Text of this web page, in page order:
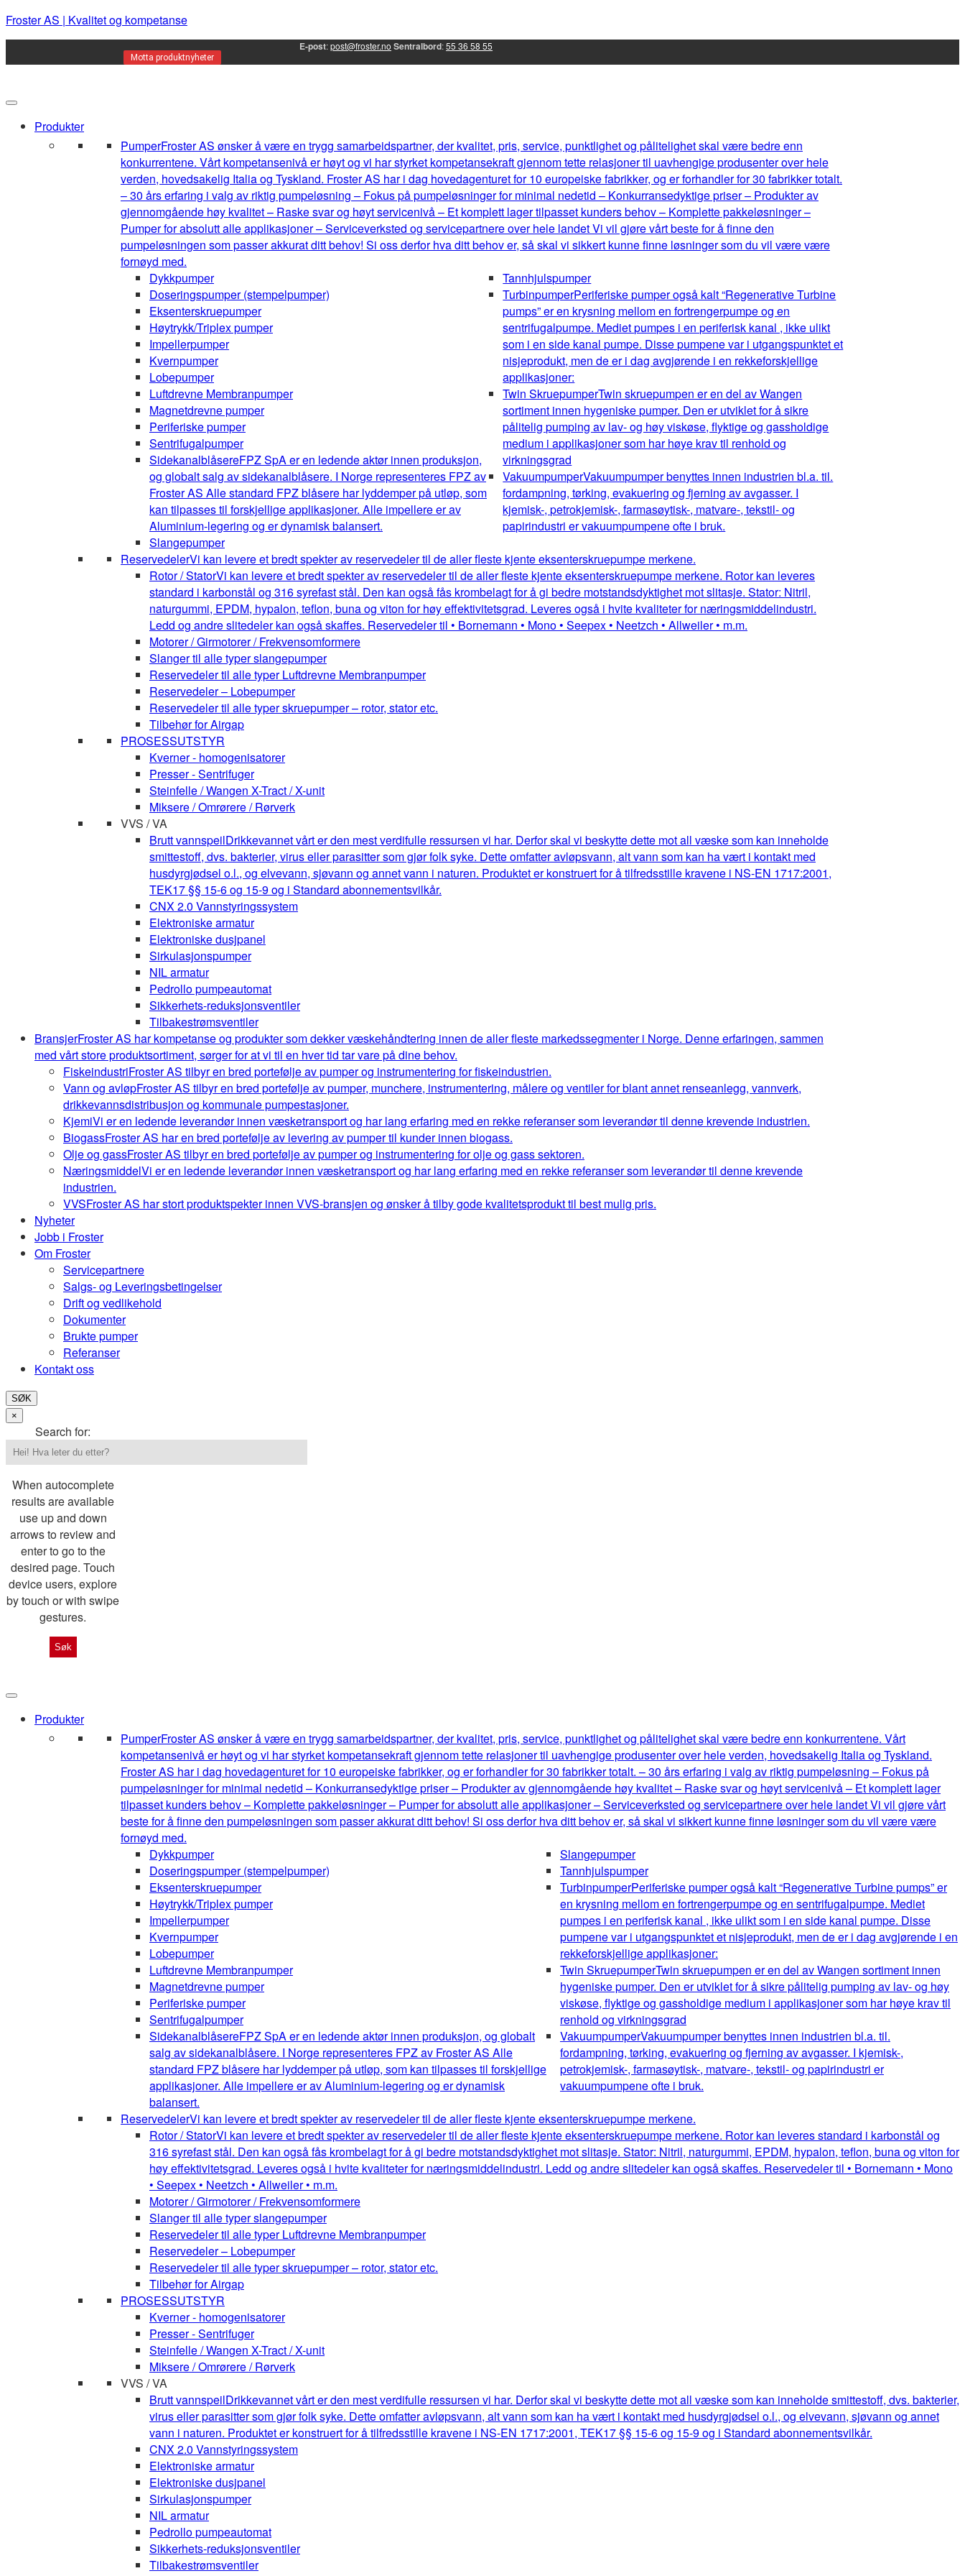
Froster AS | Kvalitet og kompetanse
E-post:post@froster.no Sentralbord:55 36 58 55
Motta produktnyheter
Produkter
PumperFroster AS ønsker å være en trygg samarbeidspartner, der kvalitet, pris, service, punktlighet og pålitelighet skal være bedre enn
konkurrentene. Vårt kompetansenivå er høyt og vi har styrket kompetansekraft gjennom tette relasjoner til uavhengige produsenter over hele
verden, hovedsakelig Italia og Tyskland. Froster AS har i dag hovedagenturet for 10 europeiske fabrikker, og er forhandler for 30 fabrikker totalt.
– 30 års erfaring i valg av riktig pumpeløsning – Fokus på pumpeløsninger for minimal nedetid – Konkurransedyktige priser – Produkter av
gjennomgående høy kvalitet – Raske svar og høyt servicenivå – Et komplett lager tilpasset kunders behov – Komplette pakkeløsninger –
Pumper for absolutt alle applikasjoner – Serviceverksted og servicepartnere over hele landet Vi vil gjøre vårt beste for å finne den
pumpeløsningen som passer akkurat ditt behov! Si oss derfor hva ditt behov er, så skal vi sikkert kunne finne løsninger som du vil være være
fornøyd med.
Dykkpumper
Doseringspumper (stempelpumper)
Eksenterskruepumper
Høytrykk/Triplex pumper
Impellerpumper
Kvernpumper
Lobepumper
Luftdrevne Membranpumper
Magnetdrevne pumper
Periferiske pumper
Sentrifugalpumper
SidekanalblåsereFPZ SpA er en ledende aktør innen produksjon,
og globalt salg av sidekanalblåsere. I Norge representeres FPZ av
Froster AS Alle standard FPZ blåsere har lyddemper på utløp, som
kan tilpasses til forskjellige applikasjoner. Alle impellere er av
Aluminium-legering og er dynamisk balansert.
Slangepumper
Tannhjulspumper
TurbinpumperPeriferiske pumper også kalt “Regenerative Turbine
pumps” er en krysning mellom en fortrengerpumpe og en
sentrifugalpumpe. Mediet pumpes i en periferisk kanal , ikke ulikt
som i en side kanal pumpe. Disse pumpene var i utgangspunktet et
nisjeprodukt, men de er i dag avgjørende i en rekkeforskjellige
applikasjoner:
Twin SkruepumperTwin skruepumpen er en del av Wangen
sortiment innen hygeniske pumper. Den er utviklet for å sikre
pålitelig pumping av lav- og høy viskøse, flyktige og gassholdige
medium i applikasjoner som har høye krav til renhold og
virkningsgrad
VakuumpumperVakuumpumper benyttes innen industrien bl.a. til.
fordampning, tørking, evakuering og fjerning av avgasser. I
kjemisk-, petrokjemisk-, farmasøytisk-, matvare-, tekstil- og
papirindustri er vakuumpumpene ofte i bruk.
ReservedelerVi kan levere et bredt spekter av reservedeler til de aller fleste kjente eksenterskruepumpe merkene.
Rotor / StatorVi kan levere et bredt spekter av reservedeler til de aller fleste kjente eksenterskruepumpe merkene. Rotor kan leveres
standard i karbonstål og 316 syrefast stål. Den kan også fås krombelagt for å gi bedre motstandsdyktighet mot slitasje. Stator: Nitril,
naturgummi, EPDM, hypalon, teflon, buna og viton for høy effektivitetsgrad. Leveres også i hvite kvaliteter for næringsmiddelindustri.
Ledd og andre slitedeler kan også skaffes. Reservedeler til • Bornemann • Mono • Seepex • Neetzch • Allweiler • m.m.
Motorer / Girmotorer / Frekvensomformere
Slanger til alle typer slangepumper
Reservedeler til alle typer Luftdrevne Membranpumper
Reservedeler – Lobepumper
Reservedeler til alle typer skruepumper – rotor, stator etc.
Tilbehør for Airgap
PROSESSUTSTYR
Kverner - homogenisatorer
Presser - Sentrifuger
Steinfelle / Wangen X-Tract / X-unit
Miksere / Omrørere / Rørverk
VVS / VA
Brutt vannspeilDrikkevannet vårt er den mest verdifulle ressursen vi har. Derfor skal vi beskytte dette mot all væske som kan inneholde
smittestoff, dvs. bakterier, virus eller parasitter som gjør folk syke. Dette omfatter avløpsvann, alt vann som kan ha vært i kontakt med
husdyrgjødsel o.l., og elvevann, sjøvann og annet vann i naturen. Produktet er konstruert for å tilfredsstille kravene i NS-EN 1717:2001,
TEK17 §§ 15-6 og 15-9 og i Standard abonnementsvilkår.
CNX 2.0 Vannstyringssystem
Elektroniske armatur
Elektroniske dusjpanel
Sirkulasjonspumper
NIL armatur
Pedrollo pumpeautomat
Sikkerhets-reduksjonsventiler
Tilbakestrømsventiler
BransjerFroster AS har kompetanse og produkter som dekker væskehåndtering innen de aller fleste markedssegmenter i Norge. Denne erfaringen, sammen
med vårt store produktsortiment, sørger for at vi til en hver tid tar vare på dine behov.
FiskeindustriFroster AS tilbyr en bred portefølje av pumper og instrumentering for fiskeindustrien.
Vann og avløpFroster AS tilbyr en bred portefølje av pumper, munchere, instrumentering, målere og ventiler for blant annet renseanlegg, vannverk,
drikkevannsdistribusjon og kommunale pumpestasjoner.
KjemiVi er en ledende leverandør innen væsketransport og har lang erfaring med en rekke referanser som leverandør til denne krevende industrien.
BiogassFroster AS har en bred portefølje av levering av pumper til kunder innen biogass.
Olje og gassFroster AS tilbyr en bred portefølje av pumper og instrumentering for olje og gass sektoren.
NæringsmiddelVi er en ledende leverandør innen væsketransport og har lang erfaring med en rekke referanser som leverandør til denne krevende
industrien.
VVSFroster AS har stort produktspekter innen VVS-bransjen og ønsker å tilby gode kvalitetsprodukt til best mulig pris.
Nyheter
Jobb i Froster
Om Froster
Servicepartnere
Salgs- og Leveringsbetingelser
Drift og vedlikehold
Dokumenter
Brukte pumper
Referanser
Kontakt oss
SØK
×
Search for:
When autocomplete
results are available
use up and down
arrows to review and
enter to go to the
desired page. Touch
device users, explore
by touch or with swipe
gestures.
Produkter
PumperFroster AS ønsker å være en trygg samarbeidspartner, der kvalitet, pris, service, punktlighet og pålitelighet skal være bedre enn konkurrentene. Vårt
kompetansenivå er høyt og vi har styrket kompetansekraft gjennom tette relasjoner til uavhengige produsenter over hele verden, hovedsakelig Italia og Tyskland.
Froster AS har i dag hovedagenturet for 10 europeiske fabrikker, og er forhandler for 30 fabrikker totalt. – 30 års erfaring i valg av riktig pumpeløsning – Fokus på
pumpeløsninger for minimal nedetid – Konkurransedyktige priser – Produkter av gjennomgående høy kvalitet – Raske svar og høyt servicenivå – Et komplett lager
tilpasset kunders behov – Komplette pakkeløsninger – Pumper for absolutt alle applikasjoner – Serviceverksted og servicepartnere over hele landet Vi vil gjøre vårt
beste for å finne den pumpeløsningen som passer akkurat ditt behov! Si oss derfor hva ditt behov er, så skal vi sikkert kunne finne løsninger som du vil være være
fornøyd med.
Dykkpumper
Doseringspumper (stempelpumper)
Eksenterskruepumper
Høytrykk/Triplex pumper
Impellerpumper
Kvernpumper
Lobepumper
Luftdrevne Membranpumper
Magnetdrevne pumper
Periferiske pumper
Sentrifugalpumper
SidekanalblåsereFPZ SpA er en ledende aktør innen produksjon, og globalt
salg av sidekanalblåsere. I Norge representeres FPZ av Froster AS Alle
standard FPZ blåsere har lyddemper på utløp, som kan tilpasses til forskjellige
applikasjoner. Alle impellere er av Aluminium-legering og er dynamisk
balansert.
Slangepumper
Tannhjulspumper
TurbinpumperPeriferiske pumper også kalt “Regenerative Turbine pumps” er
en krysning mellom en fortrengerpumpe og en sentrifugalpumpe. Mediet
pumpes i en periferisk kanal , ikke ulikt som i en side kanal pumpe. Disse
pumpene var i utgangspunktet et nisjeprodukt, men de er i dag avgjørende i en
rekkeforskjellige applikasjoner:
Twin SkruepumperTwin skruepumpen er en del av Wangen sortiment innen
hygeniske pumper. Den er utviklet for å sikre pålitelig pumping av lav- og høy
viskøse, flyktige og gassholdige medium i applikasjoner som har høye krav til
renhold og virkningsgrad
VakuumpumperVakuumpumper benyttes innen industrien bl.a. til.
fordampning, tørking, evakuering og fjerning av avgasser. I kjemisk-,
petrokjemisk-, farmasøytisk-, matvare-, tekstil- og papirindustri er
vakuumpumpene ofte i bruk.
ReservedelerVi kan levere et bredt spekter av reservedeler til de aller fleste kjente eksenterskruepumpe merkene.
Rotor / StatorVi kan levere et bredt spekter av reservedeler til de aller fleste kjente eksenterskruepumpe merkene. Rotor kan leveres standard i karbonstål og
316 syrefast stål. Den kan også fås krombelagt for å gi bedre motstandsdyktighet mot slitasje. Stator: Nitril, naturgummi, EPDM, hypalon, teflon, buna og viton for
høy effektivitetsgrad. Leveres også i hvite kvaliteter for næringsmiddelindustri. Ledd og andre slitedeler kan også skaffes. Reservedeler til • Bornemann • Mono
• Seepex • Neetzch • Allweiler • m.m.
Motorer / Girmotorer / Frekvensomformere
Slanger til alle typer slangepumper
Reservedeler til alle typer Luftdrevne Membranpumper
Reservedeler – Lobepumper
Reservedeler til alle typer skruepumper – rotor, stator etc.
Tilbehør for Airgap
PROSESSUTSTYR
Kverner - homogenisatorer
Presser - Sentrifuger
Steinfelle / Wangen X-Tract / X-unit
Miksere / Omrørere / Rørverk
VVS / VA
Brutt vannspeilDrikkevannet vårt er den mest verdifulle ressursen vi har. Derfor skal vi beskytte dette mot all væske som kan inneholde smittestoff, dvs. bakterier,
virus eller parasitter som gjør folk syke. Dette omfatter avløpsvann, alt vann som kan ha vært i kontakt med husdyrgjødsel o.l., og elvevann, sjøvann og annet
vann i naturen. Produktet er konstruert for å tilfredsstille kravene i NS-EN 1717:2001, TEK17 §§ 15-6 og 15-9 og i Standard abonnementsvilkår.
CNX 2.0 Vannstyringssystem
Elektroniske armatur
Elektroniske dusjpanel
Sirkulasjonspumper
NIL armatur
Pedrollo pumpeautomat
Sikkerhets-reduksjonsventiler
Tilbakestrømsventiler